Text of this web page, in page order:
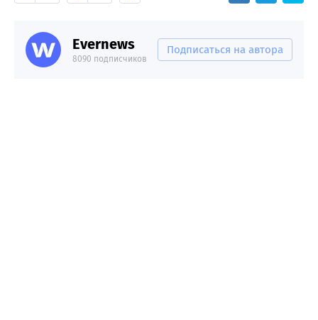
Evernews
8090 подписчиков
Подписаться на автора